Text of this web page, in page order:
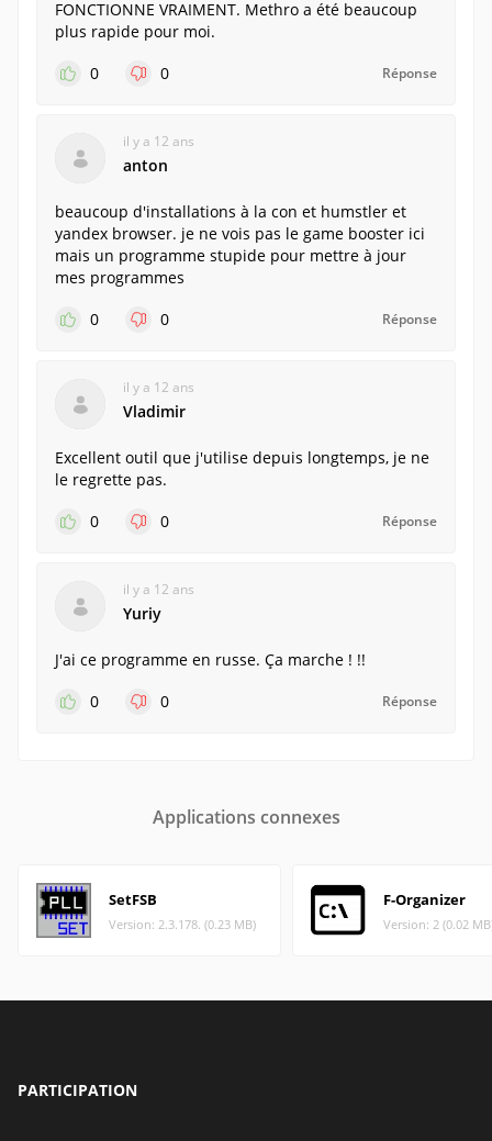
FONCTIONNE VRAIMENT. Methro a été beaucoup
plus rapide pour moi.
0
0 Réponse
il y a 12 ans
anton
beaucoup d'installations à la con et humstler et
yandex browser. je ne vois pas le game booster ici
mais un programme stupide pour mettre à jour
mes programmes
0
0 Réponse
il y a 12 ans
Vladimir
Excellent outil que j'utilise depuis longtemps, je ne
le regrette pas.
0
0 Réponse
il y a 12 ans
Yuriy
J'ai ce programme en russe. Ça marche ! !!
0
0 Réponse
Applications connexes
SetFSB
Version: 2.3.178. (0.23 MB)
F-Organizer
Version: 2 (0.02
PARTICIPATION